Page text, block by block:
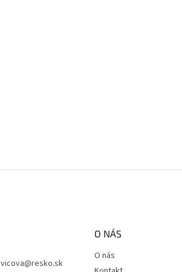
@resko.sk
O NÁS
O nás